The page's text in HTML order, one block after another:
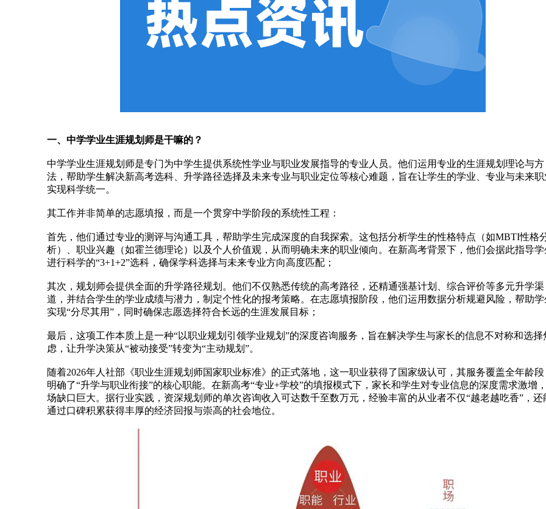
一、中学学业生涯规划师是干嘛的？
中学学业生涯规划师是专门为中学生提供系统性学业与职业发展指导的专业人员。他们运用专业的生涯规划理论与方
法，帮助学生解决新高考选科、升学路径选择及未来专业与职业定位等核心难题，旨在让学生的学业、专业与未来职
实现科学统一。
其工作并非简单的志愿填报，而是一个贯穿中学阶段的系统性工程：
首先，他们通过专业的测评与沟通工具，帮助学生完成深度的自我探索。这包括分析学生的性格特点（如MBTI性格
析）、职业兴趣（如霍兰德理论）以及个人价值观，从而明确未来的职业倾向。在新高考背景下，他们会据此指导学
进行科学的“3+1+2”选科，确保学科选择与未来专业方向高度匹配；
其次，规划师会提供全面的升学路径规划。他们不仅熟悉传统的高考路径，还精通强基计划、综合评价等多元升学渠
道，并结合学生的学业成绩与潜力，制定个性化的报考策略。在志愿填报阶段，他们运用数据分析规避风险，帮助学
实现“分尽其用”，同时确保志愿选择符合长远的生涯发展目标；
最后，这项工作本质上是一种“以职业规划引领学业规划”的深度咨询服务，旨在解决学生与家长的信息不对称和选择
虑，让升学决策从“被动接受”转变为“主动规划”。
随着2026年人社部《职业生涯规划师国家职业标准》的正式落地，这一职业获得了国家级认可，其服务覆盖全年龄段
明确了“升学与职业衔接”的核心职能。在新高考“专业+学校”的填报模式下，家长和学生对专业信息的深度需求激增
场缺口巨大。据行业实践，资深规划师的单次咨询收入可达数千至数万元，经验丰富的从业者不仅“越老越吃香”，还
通过口碑积累获得丰厚的经济回报与崇高的社会地位。